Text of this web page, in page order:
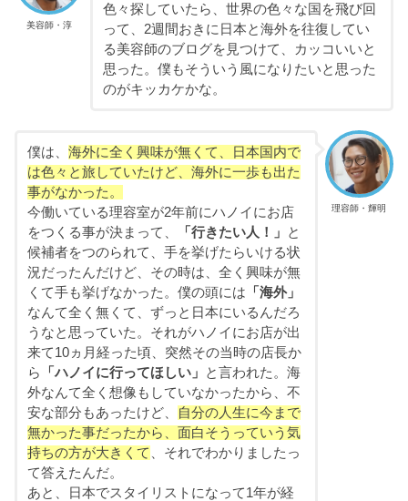
美容師・淳
色々探していたら、世界の色々な国を飛び回
って、2週間おきに日本と海外を往復してい
る美容師のブログを見つけて、カッコいいと
思った。僕もそういう風になりたいと思った
のがキッカケかな。
理容師・輝明
僕は、 海外に全く興味が無くて、日本国内で
は色々と旅していたけど、海外に一歩も出た
事がなかった。
今働いている理容室が2年前にハノイにお店
をつくる事が決まって、
「行きたい人！」
と
候補者をつのられて、手を挙げたらいける状
況だったんだけど、その時は、全く興味が無
くて手も挙げなかった。僕の頭には 「海外」
なんて全く無くて、ずっと日本にいるんだろ
うなと思っていた。それがハノイにお店が出
来て10ヵ月経った頃、突然その当時の店長か
ら
「ハノイに行ってほしい」
と言われた。海
外なんて全く想像もしていなかったから、不
安な部分もあったけど、
自分の人生に今まで
無かった事だったから、面白そうっていう気
持ちの方が大きくて
、それでわかりましたっ
て答えたんだ。
あと、日本でスタイリストになって1年が経